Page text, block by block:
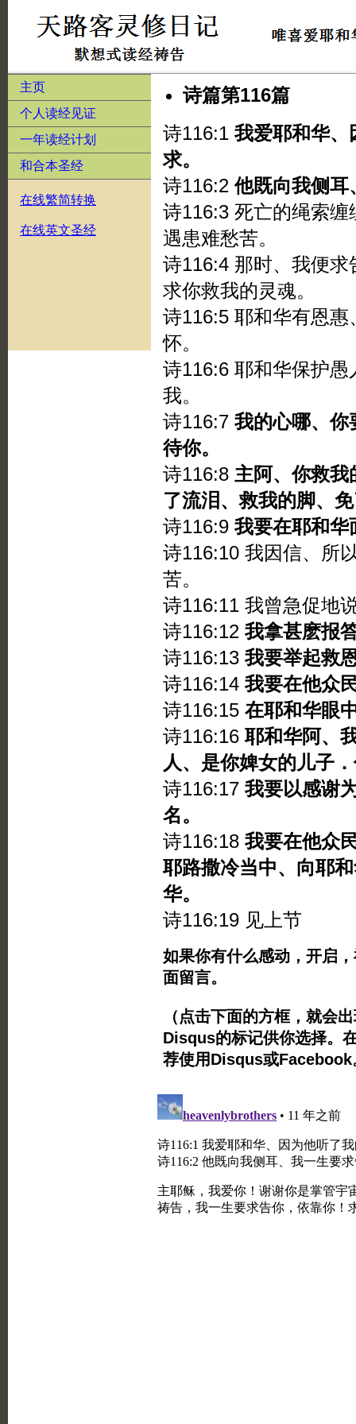
主页
个人读经见证
一年读经计划
和合本圣经
在线繁简转换
在线英文圣经
诗篇第116篇
诗116:1 我爱耶和华、
求。
诗116:2他既向我侧耳
诗116:3 死亡的绳索
遇患难愁苦。
诗116:4 那时、我便
求你救我的灵魂。
诗116:5 耶和华有恩
怀。
诗116:6 耶和华保护
我。
诗116:7 我的心哪、你
待你。
诗116:8 主阿、你救我
了流泪、救我的脚、
诗116:9 我要在耶和华
诗116:10 我因信、所
苦。
诗116:11 我曾急促地
诗116:12 我拿甚麽报
诗116:13 我要举起救
诗116:14 我要在他众
诗116:15 在耶和华眼
诗116:16耶和华阿、
人、是你婢女的儿子
诗116:17 我要以感谢
名。
诗116:18 我要在他众
耶路撒冷当中、向耶
华。
诗116:19 见上节
如果你有什么感动，开启
面留言。
（点击下面的方框，就会
Disqus的标记供你选择。
荐使用Disqus或